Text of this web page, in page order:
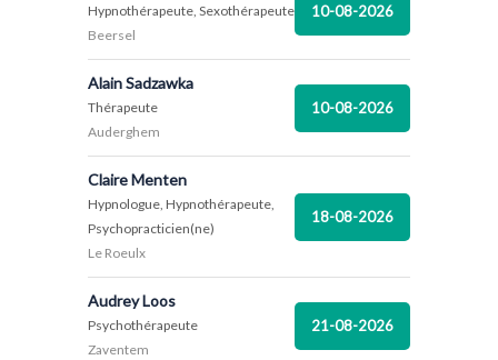
Hypnothérapeute, Sexothérapeute
Beersel
10-08-2026
Alain Sadzawka
Thérapeute
Auderghem
10-08-2026
Claire Menten
Hypnologue, Hypnothérapeute,
Psychopracticien(ne)
Le Roeulx
18-08-2026
Audrey Loos
Psychothérapeute
Zaventem
21-08-2026